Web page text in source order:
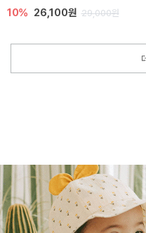
10% 26,100원 29,000원